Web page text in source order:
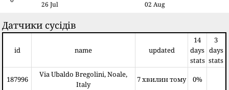
26 Jul 02 Aug
Датчики сусідів
id name updated
14
days
stats
3
days
stats
187996
Via Ubaldo Bregolini, Noale,
Italy
7 хвилин тому 0%